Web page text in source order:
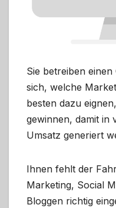
Sie betreiben
sich, welche
besten dazu
gewinnen, damit in
Umsatz generiert
Ihnen fehlt der
Marketing, Social
Bloggen richtig